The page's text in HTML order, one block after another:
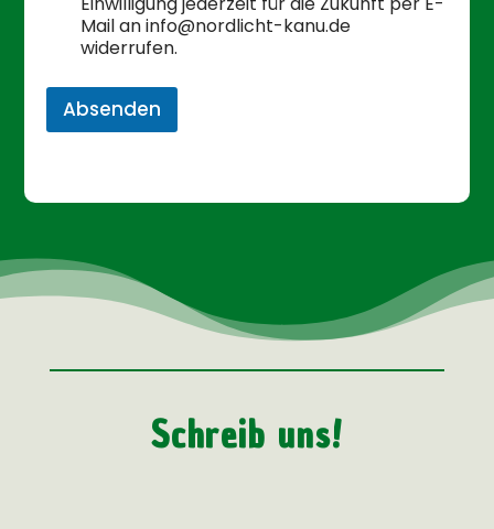
Mail an info@nordlicht-kanu.de
widerrufen.
Absenden
Schreib uns!